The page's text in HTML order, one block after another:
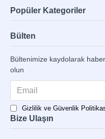
Popüler Kategoriler
Bülten
Bültenimize kaydolarak
olun
Gizlilik ve Güvenlik
Bize Ulaşın